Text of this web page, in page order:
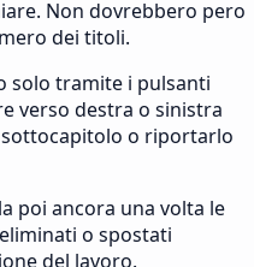
Non dovrebbero pero
dei titoli.
solo tramite i pulsanti
verso destra o sinistra
o riportarlo
poi ancora una volta le
o spostati
del lavoro.